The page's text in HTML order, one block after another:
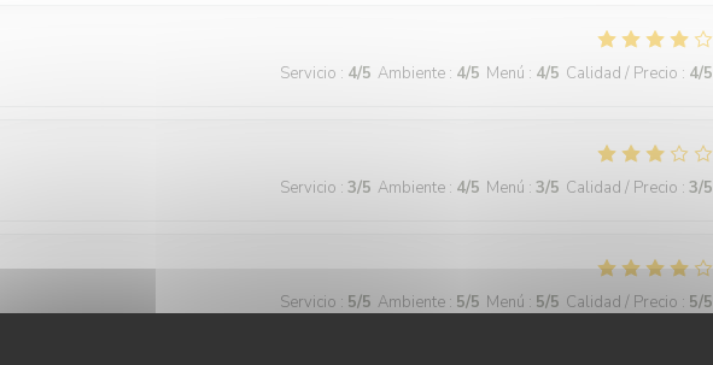
Servicio : 4/5 Ambiente : 4/5 Menú : 4/5 Calidad / Precio : 4/5
Servicio : 3/5 Ambiente : 4/5 Menú : 3/5 Calidad / Precio : 3/5
Servicio : 5/5 Ambiente : 5/5 Menú : 5/5 Calidad / Precio : 5/5